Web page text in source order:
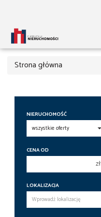
Strona główna
NIERUCHOMOŚĆ
CENA OD
zł
200 000 zł
250 000 zł
LOKALIZACJA